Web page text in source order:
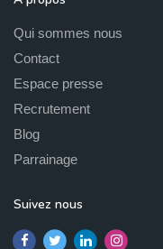
Qui sommes nous
Contact
Espace presse
Recrutement
Blog
Parrainage
Suivez nous